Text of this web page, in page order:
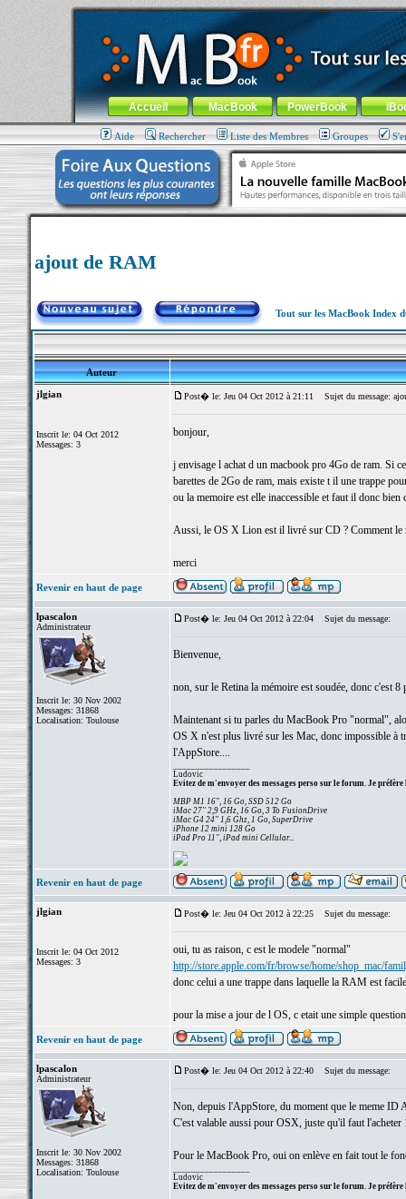
MacBook-fr.com : 100% Apple... 100% nomade !
Aller au contenu-Aller au menu général-Aller au menu de
Menu général
Accueil MacBook PowerBook
Aide Rechercher Liste des Membres Groupes
ajout de RAM
Tout sur les MacBook Index
Auteur
jlgian
Inscrit le: 04 Oct 2012
Messages: 3
Post� le: Jeu 04 Oct 2012 à 21:11 Sujet du message:
bonjour,
j envisage l achat d un macbook pro 4Go de ram. Si
barettes de 2Go de ram, mais existe t il une trappe
ou la memoire est elle inaccessible et faut il donc
Aussi, le OS X Lion est il livré sur CD ? Comment le
merci
Revenir en haut de page
lpascalon
Administrateur
Inscrit le: 30 Nov 2002
Messages: 31868
Localisation: Toulouse
Post� le: Jeu 04 Oct 2012 à 22:04 Sujet du message:
Bienvenue,
non, sur le Retina la mémoire est soudée, donc c'est 8
Maintenant si tu parles du MacBook Pro "normal",
OS X n'est plus livré sur les Mac, donc impossible à
l'AppStore....
Ludovic
Evitez de m'envoyer des messages perso sur le forum. Je préfère
MBP M1 16", 16 Go, SSD 512 Go
iMac 27" 2,9 GHz, 16 Go, 3 To FusionDrive
iMac G4 24" 1,6 Ghz, 1 Go, SuperDrive
iPhone 12 mini 128 Go
iPad Pro 11", iPad mini Cellular...
Revenir en haut de page
jlgian
Inscrit le: 04 Oct 2012
Messages: 3
Post� le: Jeu 04 Oct 2012 à 22:25 Sujet du message:
oui, tu as raison, c est le modele "normal"
http://store.apple.com/fr/browse/home/shop_mac/
donc celui a une trappe dans laquelle la RAM est
pour la mise a jour de l OS, c etait une simple
Revenir en haut de page
lpascalon
Administrateur
Inscrit le: 30 Nov 2002
Messages: 31868
Localisation: Toulouse
Post� le: Jeu 04 Oct 2012 à 22:40 Sujet du message:
Non, depuis l'AppStore, du moment que le meme ID
C'est valable aussi pour OSX, juste qu'il faut l'acheter
Pour le MacBook Pro, oui on enlève en fait tout le
Ludovic
Evitez de m'envoyer des messages perso sur le forum. Je préfère